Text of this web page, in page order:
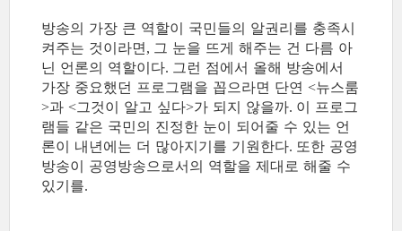
방송의 가장 큰 역할이 국민들의 알권리를 충족시
켜주는 것이라면, 그 눈을 뜨게 해주는 건 다름 아
닌 언론의 역할이다. 그런 점에서 올해 방송에서
가장 중요했던 프로그램을 꼽으라면 단연 <뉴스룸
>과 <그것이 알고 싶다>가 되지 않을까. 이 프로그
램들 같은 국민의 진정한 눈이 되어줄 수 있는 언
론이 내년에는 더 많아지기를 기원한다. 또한 공영
방송이 공영방송으로서의 역할을 제대로 해줄 수
있기를.